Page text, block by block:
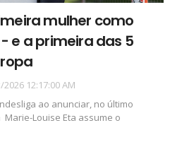
mulher como
e a primeira das 5
12:17:00 AM
ao anunciar, no último
Louise Eta assume o